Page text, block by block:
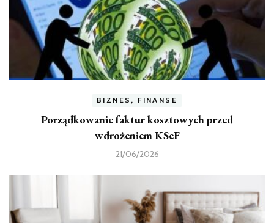
BIZNES, FINANSE
Porządkowanie faktur kosztowych przed
wdrożeniem KSeF
21/06/2026